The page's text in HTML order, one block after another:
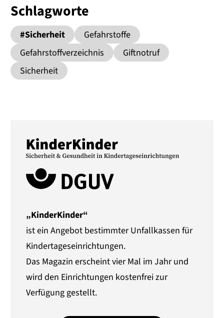
Schlagworte
#Sicherheit
Gefahrstoffe
Gefahrstoffverzeichnis
Giftnotruf
Sicherheit
„KinderKinder“
ist ein Angebot bestimmter Unfallkassen für
Kindertageseinrichtungen.
Das Magazin erscheint vier Mal im Jahr und
wird den Einrichtungen kostenfrei zur
Verfügung gestellt.